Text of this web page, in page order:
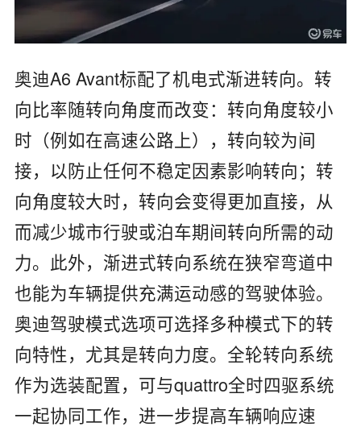
奥迪A6 Avant标配了机电式渐进转向。转
向比率随转向角度而改变：转向角度较小
时（例如在高速公路上），转向较为间
接，以防止任何不稳定因素影响转向；转
向角度较大时，转向会变得更加直接，从
而减少城市行驶或泊车期间转向所需的动
力。此外，渐进式转向系统在狭窄弯道中
也能为车辆提供充满运动感的驾驶体验。
奥迪驾驶模式选项可选择多种模式下的转
向特性，尤其是转向力度。全轮转向系统
作为选装配置，可与quattro全时四驱系统
一起协同工作，进一步提高车辆响应速